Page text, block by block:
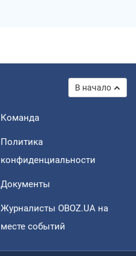
В начало
Команда
Политика
конфиденциальности
Документы
Журналисты OBOZ.UA на
месте событий